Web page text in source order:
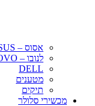
אסוס – ASUS
לנובו – LENOVO
DELL
מטענים
תיקים
מכשירי סלולר